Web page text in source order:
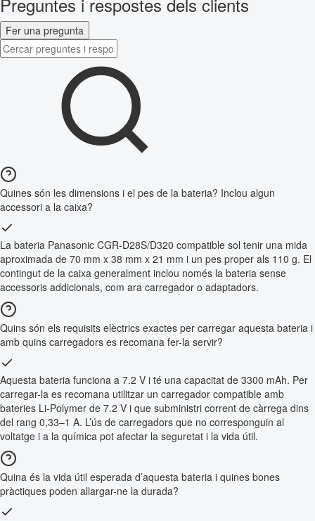
Fer una pregunta
Quines són les dimensions i el pes de la bateria? Inclou algun
accessori a la caixa?
La bateria Panasonic CGR-D28S/D320 compatible sol tenir una mida
aproximada de 70 mm x 38 mm x 21 mm i un pes proper als 110 g. El
contingut de la caixa generalment inclou només la bateria sense
accessoris addicionals, com ara carregador o adaptadors.
Quins són els requisits elèctrics exactes per carregar aquesta bateria i
amb quins carregadors es recomana fer-la servir?
Aquesta bateria funciona a 7.2 V i té una capacitat de 3300 mAh. Per
carregar-la es recomana utilitzar un carregador compatible amb
bateries Li-Polymer de 7.2 V i que subministri corrent de càrrega dins
del rang 0,33–1 A. L’ús de carregadors que no corresponguin al
voltatge i a la química pot afectar la seguretat i la vida útil.
Quina és la vida útil esperada d’aquesta bateria i quines bones
pràctiques poden allargar-ne la durada?